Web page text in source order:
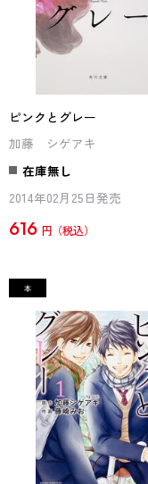
ピンクとグレー
加藤 シゲアキ
在庫無し
2014年02月25日発売
616 円